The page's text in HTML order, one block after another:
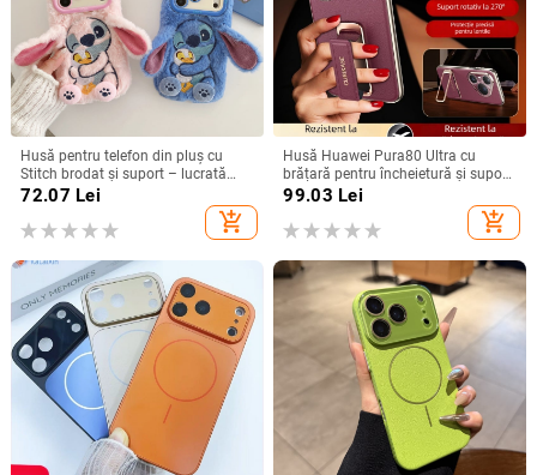
Husă pentru telefon din pluș cu
Stitch brodat și suport – lucrată
manual, stil desen animat drăguț,
protecție anti-cădere, pentru seria
iPhone 11–17
72.07 Lei
add_shopping_cart
Husă Huawei Pura80 Ultra cu
brățară pentru încheietură și suport
rotativ — textură piele Napa
99.03 Lei
add_shopping_cart